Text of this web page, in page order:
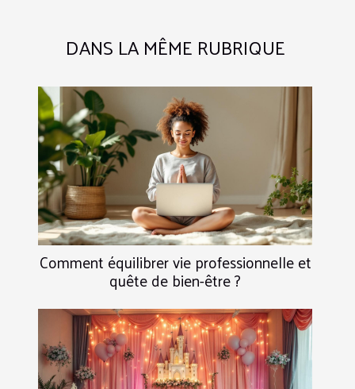
DANS LA MÊME RUBRIQUE
Comment équilibrer vie professionnelle et
quête de bien-être ?